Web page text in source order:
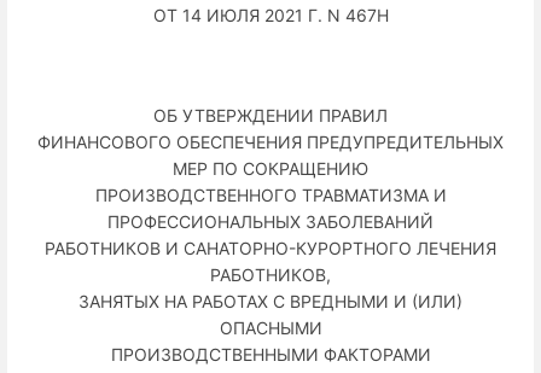
ОТ 14 ИЮЛЯ 2021 Г. N 467Н
ОБ УТВЕРЖДЕНИИ ПРАВИЛ
ФИНАНСОВОГО ОБЕСПЕЧЕНИЯ ПРЕДУПРЕДИТЕЛЬНЫХ
МЕР ПО СОКРАЩЕНИЮ
ПРОИЗВОДСТВЕННОГО ТРАВМАТИЗМА И
ПРОФЕССИОНАЛЬНЫХ ЗАБОЛЕВАНИЙ
РАБОТНИКОВ И САНАТОРНО-КУРОРТНОГО ЛЕЧЕНИЯ
РАБОТНИКОВ,
ЗАНЯТЫХ НА РАБОТАХ С ВРЕДНЫМИ И (ИЛИ)
ОПАСНЫМИ
ПРОИЗВОДСТВЕННЫМИ ФАКТОРАМИ